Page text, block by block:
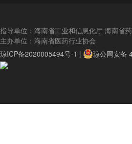
指导单位：海南省工业和信息化厅 海南省
主办单位：海南省医药行业协会
琼ICP备2020005494号-1 |
琼公网安备